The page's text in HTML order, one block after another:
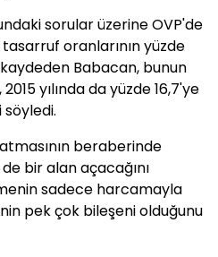
sorular üzerine OVP'de
oranlarının yüzde
Babacan, bunun
yılında da yüzde 16,7'ye
söyledi.
beraberinde
bir alan açacağını
sadece harcamayla
pek çok bileşeni olduğunu